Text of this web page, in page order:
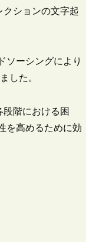
ションの文字起
ソーシングにより
した。
階における困
を高めるために効